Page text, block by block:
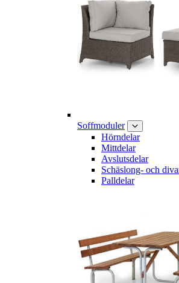
Soffmoduler
Hörndelar
Mittdelar
Avslutsdelar
Schäslong- och
Palldelar